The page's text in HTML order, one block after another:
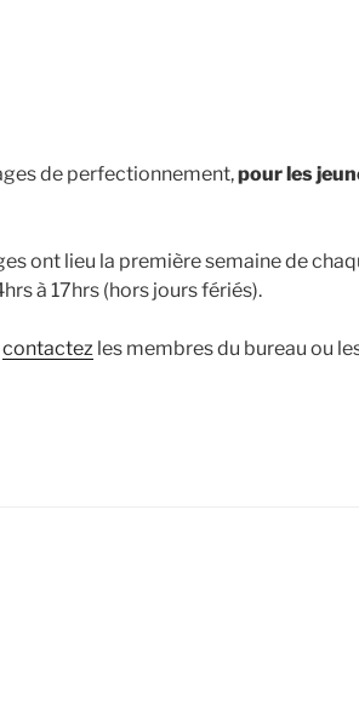
de perfectionnement,pour les
ont lieu la première semaine de
à 17hrs (hors jours fériés).
contactez les membres du bureau ou